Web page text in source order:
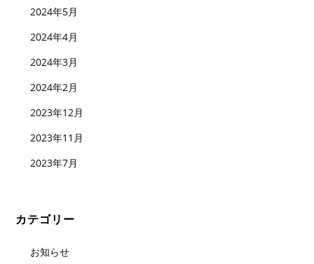
2024年5月
2024年4月
2024年3月
2024年2月
2023年12月
2023年11月
2023年7月
カテゴリー
お知らせ